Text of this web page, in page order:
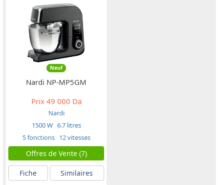
Neuf
Nardi NP-MP5GM
Prix49 000 Da
Nardi
1500 W 6.7 litres
5 fonctions 12 vitesses
Offres de Vente (7)
Fiche
Similaires